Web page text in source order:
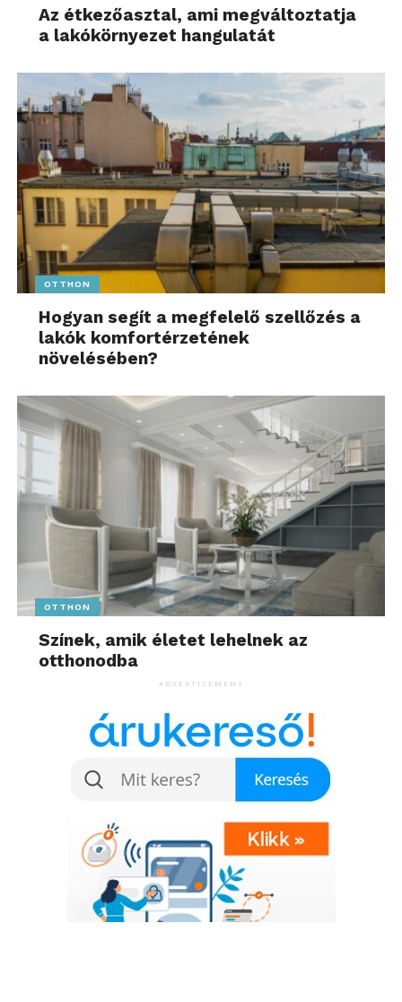
Az étkezőasztal, ami megváltoztatja
a lakókörnyezet hangulatát
OTTHON
Hogyan segít a megfelelő szellőzés a
lakók komfortérzetének
növelésében?
OTTHON
Színek, amik életet lehelnek az
otthonodba
ADVERTISEMENT